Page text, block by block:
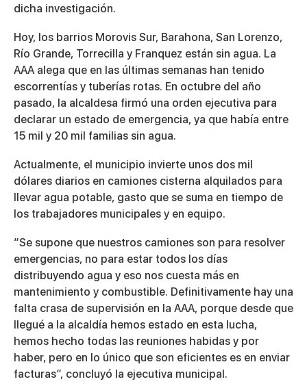
dicha investigación.
Hoy, los barrios Morovis Sur, Barahona, San Lorenzo,
Río Grande, Torrecilla y Franquez están sin agua. La
AAA alega que en las últimas semanas han tenido
escorrentías y tuberías rotas. En octubre del año
pasado, la alcaldesa firmó una orden ejecutiva para
declarar un estado de emergencia, ya que había entre
15 mil y 20 mil familias sin agua.
Actualmente, el municipio invierte unos dos mil
dólares diarios en camiones cisterna alquilados para
llevar agua potable, gasto que se suma en tiempo de
los trabajadores municipales y en equipo.
“Se supone que nuestros camiones son para resolver
emergencias, no para estar todos los días
distribuyendo agua y eso nos cuesta más en
mantenimiento y combustible. Definitivamente hay una
falta crasa de supervisión en la AAA, porque desde que
llegué a la alcaldía hemos estado en esta lucha,
hemos hecho todas las reuniones habidas y por
haber, pero en lo único que son eficientes es en enviar
facturas”, concluyó la ejecutiva municipal.